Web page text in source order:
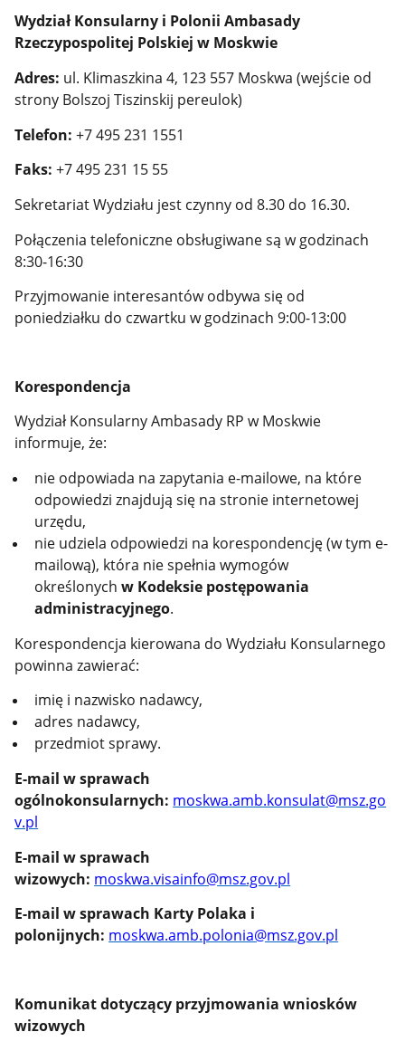
Wydział Konsularny i Polonii Ambasady
Rzeczypospolitej Polskiej w Moskwie
Adres: ul. Klimaszkina 4, 123 557 Moskwa (wejście od
strony Bolszoj Tiszinskij pereulok)
Telefon: +7 495 231 1551
Faks: +7 495 231 15 55
Sekretariat Wydziału jest czynny od 8.30 do 16.30.
Połączenia telefoniczne obsługiwane są w godzinach
8:30-16:30
Przyjmowanie interesantów odbywa się od
poniedziałku do czwartku w godzinach 9:00-13:00
Korespondencja
Wydział Konsularny Ambasady RP w Moskwie
informuje, że:
nie odpowiada na zapytania e-mailowe, na które
odpowiedzi znajdują się na stronie internetowej
urzędu,
nie udziela odpowiedzi na korespondencję (w tym e-
mailową), która nie spełnia wymogów
określonychw Kodeksie postępowania
administracyjnego.
Korespondencja kierowana do Wydziału Konsularnego
powinna zawierać:
imię i nazwisko nadawcy,
adres nadawcy,
przedmiot sprawy.
E-mail w sprawach
ogólnokonsularnych: moskwa.amb.konsulat@msz.go
v.pl
E-mail w sprawach
wizowych: moskwa.visainfo@msz.gov.pl
E-mail w sprawach Karty Polaka i
polonijnych: moskwa.amb.polonia@msz.gov.pl
Komunikat dotyczący przyjmowania wniosków
wizowych